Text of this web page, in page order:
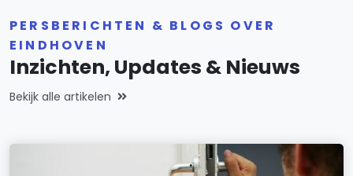
PERSBERICHTEN & BLOGS OVER
EINDHOVEN
Inzichten, Updates & Nieuws
Bekijk alle artikelen